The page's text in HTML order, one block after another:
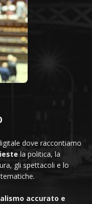
dove raccontiamo
la politica, la
gli spettacoli e lo
accurato e